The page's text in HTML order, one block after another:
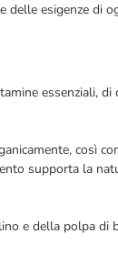
esigenze di
essenziali,
così
supporta la
e della polpa di